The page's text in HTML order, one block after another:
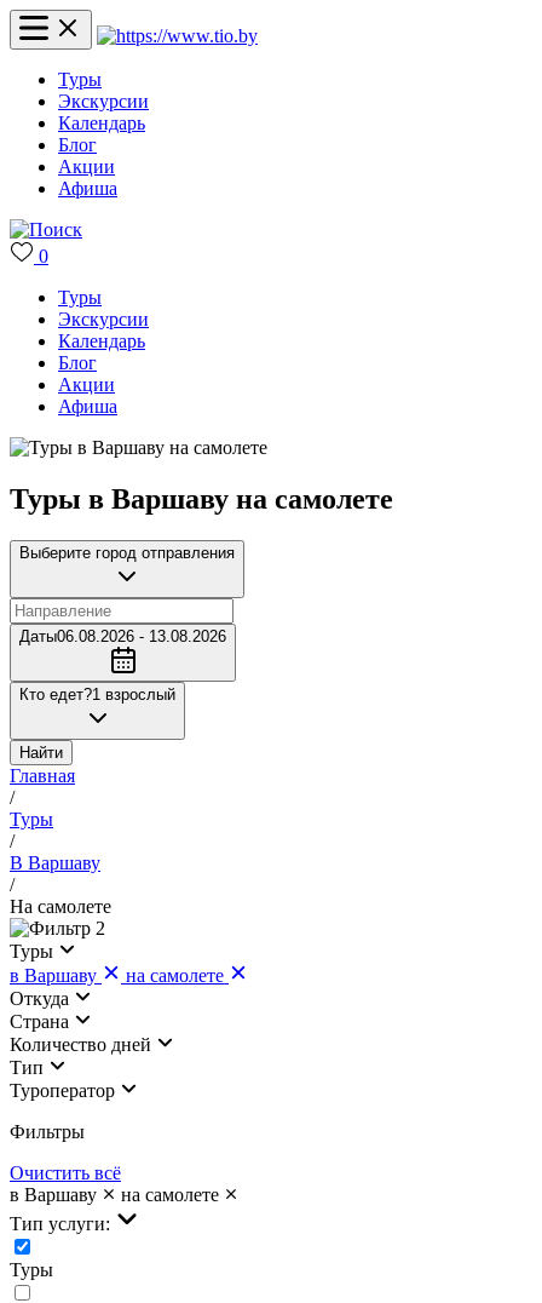
Туры
Экскурсии
Календарь
Блог
Акции
Афиша
0
Туры
Экскурсии
Календарь
Блог
Акции
Афиша
Туры в Варшаву на самолете
Выберите город отправления
Даты06.08.2026 - 13.08.2026
Кто едет?1 взрослый
Найти
Главная
/
Туры
/
В Варшаву
/
На самолете
2
Туры
в Варшаву
на самолете
Откуда
Страна
Количество дней
Тип
Туроператор
Фильтры
Очистить всё
в Варшаву
на самолете
Тип услуги:
Туры